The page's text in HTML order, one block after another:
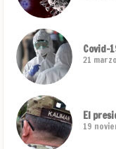
Covid-
21
El
19